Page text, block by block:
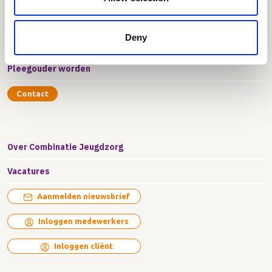
Deny
Pleegzorg
Pleegouder worden
Contact
Over Combinatie Jeugdzorg
Vacatures
Aanmelden nieuwsbrief
Inloggen medewerkers
Inloggen cliënt